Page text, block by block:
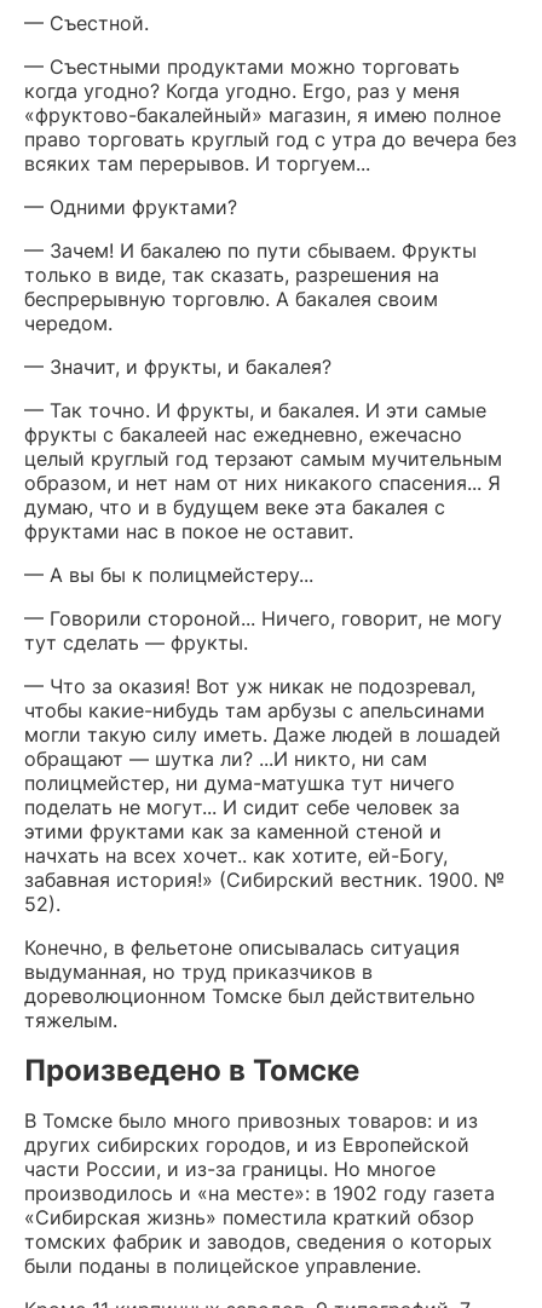
— Съестной.
— Съестными продуктами можно торговать
когда угодно? Когда угодно. Ergo, раз у меня
«фруктово-бакалейный» магазин, я имею полное
право торговать круглый год с утра до вечера без
всяких там перерывов. И торгуем...
— Одними фруктами?
— Зачем! И бакалею по пути сбываем. Фрукты
только в виде, так сказать, разрешения на
беспрерывную торговлю. А бакалея своим
чередом.
— Значит, и фрукты, и бакалея?
— Так точно. И фрукты, и бакалея. И эти самые
фрукты с бакалеей нас ежедневно, ежечасно
целый круглый год терзают самым мучительным
образом, и нет нам от них никакого спасения... Я
думаю, что и в будущем веке эта бакалея с
фруктами нас в покое не оставит.
— А вы бы к полицмейстеру...
— Говорили стороной... Ничего, говорит, не могу
тут сделать — фрукты.
— Что за оказия! Вот уж никак не подозревал,
чтобы какие-нибудь там арбузы с апельсинами
могли такую силу иметь. Даже людей в лошадей
обращают — шутка ли? ...И никто, ни сам
полицмейстер, ни дума-матушка тут ничего
поделать не могут... И сидит себе человек за
этими фруктами как за каменной стеной и
начхать на всех хочет.. как хотите, ей-Богу,
забавная история!» (Сибирский вестник. 1900. №
52).
Конечно, в фельетоне описывалась ситуация
выдуманная, но труд приказчиков в
дореволюционном Томске был действительно
тяжелым.
Произведено в Томске
В Томске было много привозных товаров: и из
других сибирских городов, и из Европейской
части России, и из-за границы. Но многое
производилось и «на месте»: в 1902 году газета
«Сибирская жизнь» поместила краткий обзор
томских фабрик и заводов, сведения о которых
были поданы в полицейское управление.